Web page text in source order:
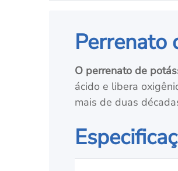
Perrenato
O perrenato de
ácido e libera
mais de duas